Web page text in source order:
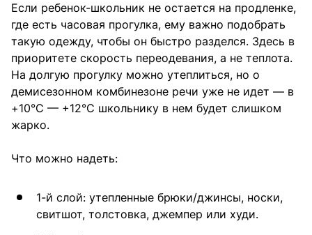
Если ребенок-школьник не остается на продленке,
где есть часовая прогулка, ему важно подобрать
такую одежду, чтобы он быстро разделся. Здесь в
приоритете скорость переодевания, а не теплота.
На долгую прогулку можно утеплиться, но о
демисезонном комбинезоне речи уже не идет — в
+10°C — +12°C школьнику в нем будет слишком
жарко.
Что можно надеть:
1-й слой: утепленные брюки/джинсы, носки,
свитшот, толстовка, джемпер или худи.